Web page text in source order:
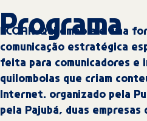
Programa
ECOAR Quilombola é uma
comunicação estratégica
feita para comunicadores e
quilombolas que criam
Internet. organizado pela
pela Pajubá, duas empresas